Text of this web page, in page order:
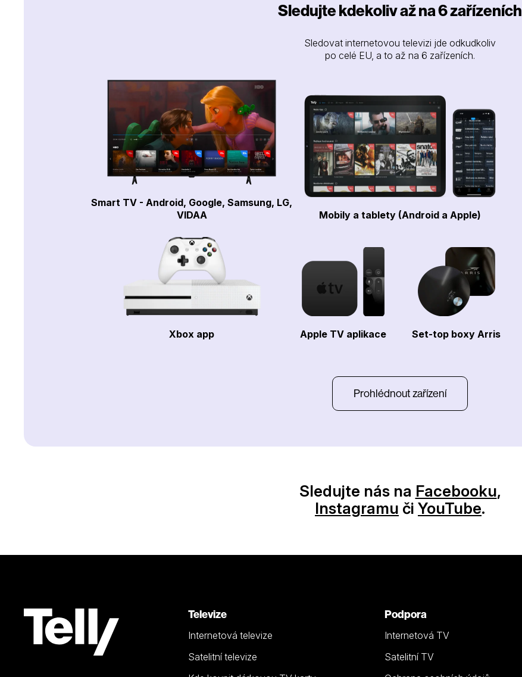
Sledujte kdekoliv až na 6 zařízeních
Sledovat internetovou televizi jde odkudkoliv
po celé EU, a to až na 6 zařízeních.
Smart TV - Android, Google, Samsung, LG,
VIDAA
Mobily a tablety (Android a Apple)
Xbox app Apple TV aplikace Set-top boxy Arris
Prohlédnout zařízení
Sledujte nás na Facebooku,
Instagramu či YouTube.
Televize
Internetová televize
Satelitní televize
Podpora
Internetová TV
Satelitní TV